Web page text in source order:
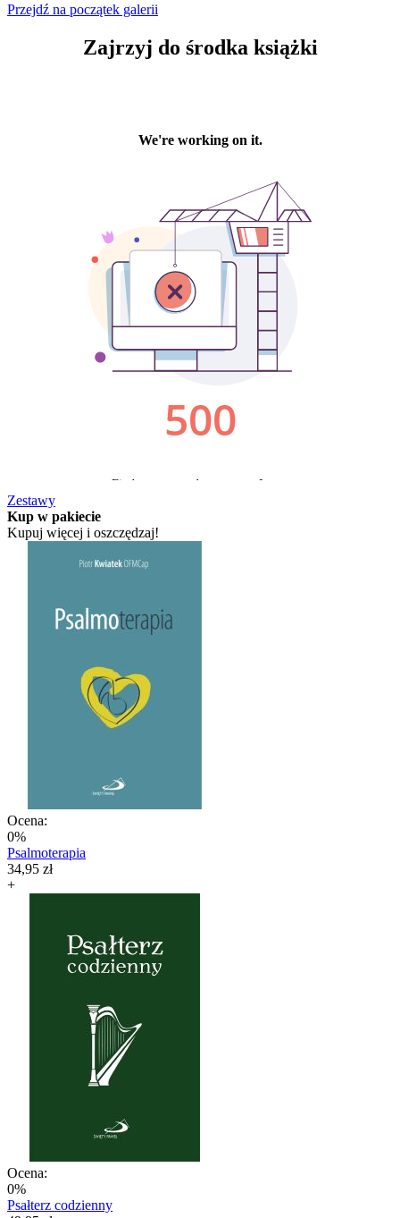
Przejdź na początek galerii
Zajrzyj do środka książki
Zestawy
Kup w pakiecie
Kupuj więcej i oszczędzaj!
Ocena:
0%
Psalmoterapia
34,95 zł
+
Ocena:
0%
Psałterz codzienny